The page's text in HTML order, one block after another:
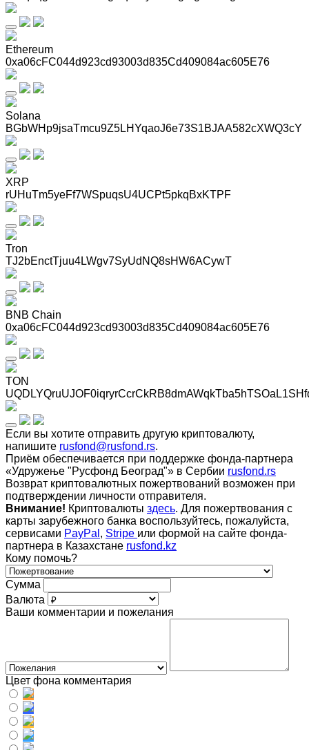
Ethereum
0xa06cFC044d923cd93003d835Cd409084ac605E76
Solana
BGbWHp9jsaTmcu9Z5LHYqaoJ6e73S1BJAA582cXWQ3cY
XRP
rUHuTm5yeFf7WSpuqsU4UCPt5pkqBxKTPF
Tron
TJ2bEnctTjuu4LWgv7SyUdNQ8sHW6ACywT
BNB Chain
0xa06cFC044d923cd93003d835Cd409084ac605E76
TON
Если вы хотите отправить другую криптовалюту,
напишите rusfond@rusfond.rs.
Приём обеспечивается при поддержке фонда-партнера
«Удружење "Русфонд Београд"» в Сербии rusfond.rs
Возврат криптовалютных пожертвований возможен при
подтверждении личности отправителя.
Внимание! Криптовалюты здесь. Для пожертвования с
карты зарубежного банка воспользуйтесь, пожалуйста,
сервисами PayPal , Stripe или формой на сайте фонда-
партнера в Казахстане rusfond.kz
Кому помочь?
Сумма
Валюта
Ваши комментарии и пожелания
Цвет фона комментария